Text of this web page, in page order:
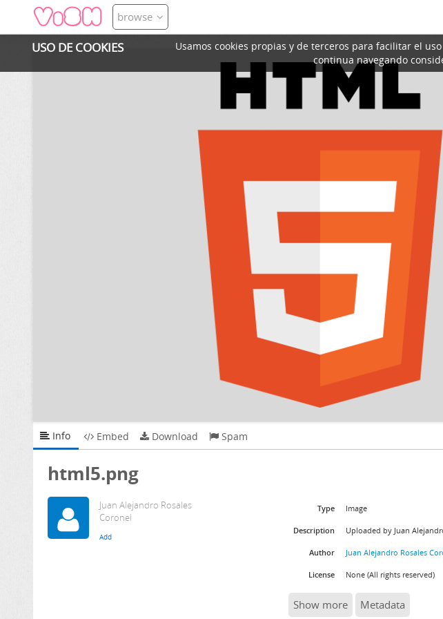
USO DE COOKIES
Usamos cookies propias y de terceros para facilitar el
continua navegando
browse
Info Embed Download Spam
html5.png
Juan Alejandro Rosales
Coronel
Type Image
Description Uploaded by Juan
Author Juan Alejandro Rosales
License None (All rights reserved)
Show more Metadata